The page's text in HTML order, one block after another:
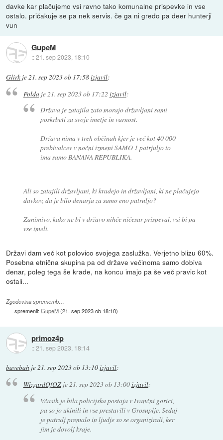
davke kar plačujemo vsi ravno tako komunalne prispevke in vse
ostalo. pričakuje se pa nek servis. če ga ni gredo pa deer hunterji
vun
GupeM
::21. sep 2023, 18:10
Glirk je21. sep 2023 ob 17:58izjavil:
Poldaje 21. sep 2023 ob 17:22 izjavil:
Država je zatajila zato morajo državljani sami
poskrbeti za svoje imetje in varnost.
Država nima v treh občinah kjer je več kot 40 000
prebivalcev v nočni izmeni SAMO 1 patrjuljo to
ima samo BANANA REPUBLIKA.
Ali so zatajili državljani, ki kradejo in državljani, ki ne plačujejo
davkov, da je bilo denarja za samo eno patruljo?
Zanimivo, kako ne bi v državo nihče ničesar prispeval, vsi bi pa
vse imeli.
Državi dam več kot polovico svojega zaslužka. Verjetno blizu 60%.
Posebna etnična skupina pa od države večinoma samo dobiva
denar, poleg tega še krade, na koncu imajo pa še več pravic kot
ostali...
Zgodovina sprememb…
spremenil:GupeM(21. sep 2023 ob 18:10)
primoz4p
::21. sep 2023, 18:14
bavebah je21. sep 2023 ob 13:10izjavil:
WizzardOfOZje21. sep 2023 ob 13:00izjavil:
Včasih je bila policijska postaja v Ivančni gorici,
pa so jo ukinili in vse prestavili v Grosuplje. Sedaj
je patrulj premalo in ljudje so se organizirali, ker
jim je dovolj kraje.